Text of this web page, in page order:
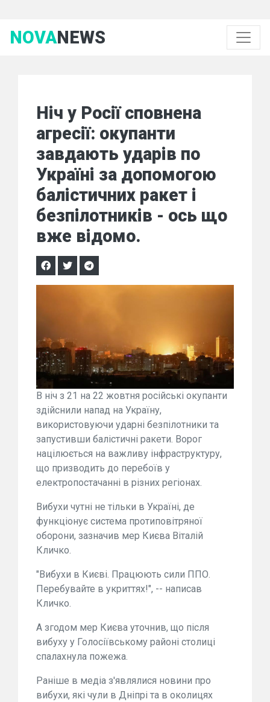
NOVANEWS
Ніч у Росії сповнена
агресії: окупанти
завдають ударів по
Україні за допомогою
балістичних ракет і
безпілотників - ось що
вже відомо.
В ніч з 21 на 22 жовтня російські окупанти
здійснили напад на Україну,
використовуючи ударні безпілотники та
запустивши балістичні ракети. Ворог
націлюється на важливу інфраструктуру,
що призводить до перебоїв у
електропостачанні в різних регіонах.
Вибухи чутні не тільки в Україні, де
функціонує система протиповітряної
оборони, зазначив мер Києва Віталій
Кличко.
"Вибухи в Києві. Працюють сили ППО.
Перебувайте в укриттях!", -- написав
Кличко.
А згодом мер Києва уточнив, що після
вибуху у Голосіївському районі столиці
спалахнула пожежа.
Раніше в медіа з'являлися новини про
вибухи, які чули в Дніпрі та в околицях